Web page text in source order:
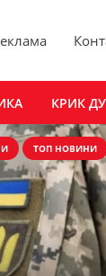
КРИК
ТОП НОВИНИ